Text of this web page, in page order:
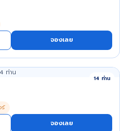
จองเลย
14 ท่าน
ร์
จองเลย